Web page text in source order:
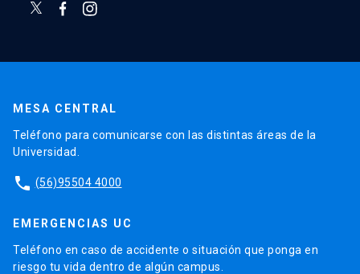
MESA CENTRAL
Teléfono para comunicarse con las distintas áreas de la
Universidad.
phone (56)95504 4000
EMERGENCIAS UC
Teléfono en caso de accidente o situación que ponga en
riesgo tu vida dentro de algún campus.